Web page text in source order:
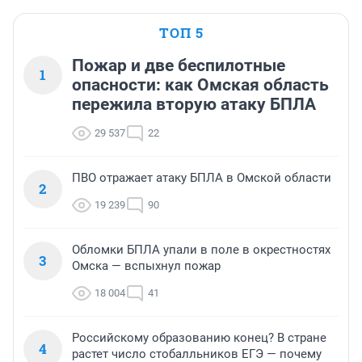
расстрела запрещает ей обращаться к родителям за
помощью, потому что она будет позорить мужа. Стоит
ли говорить, что мужчина не считает, что делает что-
то неправильное. Борьба с такими бесполезна, так
что у женщины остается только два выхода: надеть
хиджаб или спасаться бегством после первой
встречи. Почему у некоторых отказывает чувство
самосохранения ни могу взять в толк.
ТОП 5
1
Пожар и две беспилотные
опасности: как Омская область
пережила вторую атаку БПЛА
29 537 22
2
ПВО отражает атаку БПЛА в Омской области
19 239 90
3
Обломки БПЛА упали в поле в окрестностях
Омска — вспыхнул пожар
18 004 41
4
Российскому образованию конец? В стране
растет число стобалльников ЕГЭ — почему